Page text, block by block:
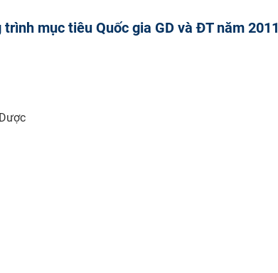
mục tiêu Quốc gia GD và ĐT năm 2011